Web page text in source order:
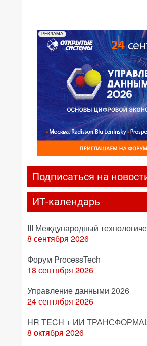
РЕКЛАМА
Подписаться на
ИТ-календарь
III Международный
8 сентября 2026
Форум ProcessTech
18 сентября 2026
Управление данными 2026
24 сентября 2026
HR TECH + ИИ
8 октября 2026